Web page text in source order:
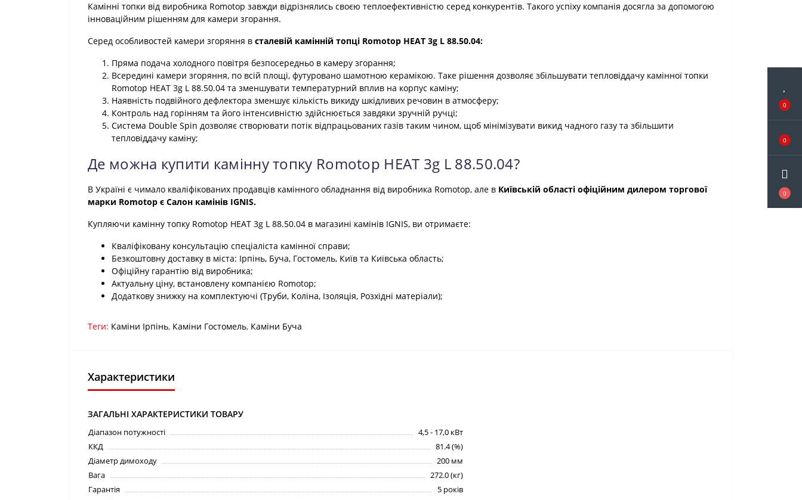
0
0
0
Камінні топки від виробника Romotop завжди відрізнялись своєю теплоефективністю серед конкурентів. Такого успіху компанія досягла за допомогою
інноваційним рішенням для камери згорання.
Серед особливостей камери згоряння в сталевій камінній топці Romotop HEAT 3g L 88.50.04:
Пряма подача холодного повітря безпосередньо в камеру згорання;
Всередині камери згоряння, по всій площі, футуровано шамотною керамікою. Таке рішення дозволяє збільшувати тепловіддачу камінної топки
Romotop HEAT 3g L 88.50.04 та зменшувати температурний вплив на корпус каміну;
Наявність подвійного дефлектора зменшує кількість викиду шкідливих речовин в атмосферу;
Контроль над горінням та його інтенсивністю здійснюється завдяки зручній ручці;
Система Double Spin дозволяє створювати потік відпрацьованих газів таким чином, щоб мінімізувати викид чадного газу та збільшити
тепловіддачу каміну;
Де можна купити камінну топку Romotop HEAT 3g L 88.50.04?
В Україні є чимало кваліфікованих продавців камінного обладнання від виробника Romotop, але в Київській області офіційним дилером торгової
марки Romotop є Салон камінів IGNIS.
Купляючи камінну топку Romotop HEAT 3g L 88.50.04 в магазині камінів IGNIS, ви отримаєте:
Кваліфіковану консультацію спеціаліста камінної справи;
Безкоштовну доставку в міста: Ірпінь, Буча, Гостомель, Київ та Київська область;
Офіційну гарантію від виробника;
Актуальну ціну, встановлену компанією Romotop;
Додаткову знижку на комплектуючі (Труби, Коліна, Ізоляція, Розхідні матеріали);
Теги: Каміни Ірпінь, Каміни Гостомель, Каміни Буча
Характеристики
ЗАГАЛЬНІ ХАРАКТЕРИСТИКИ ТОВАРУ
Діапазон потужності
4,5 - 17,0 кВт
ККД
81.4 (%)
Діаметр димоходу
200 мм
Вага
272.0 (кг)
Гарантія
5 років